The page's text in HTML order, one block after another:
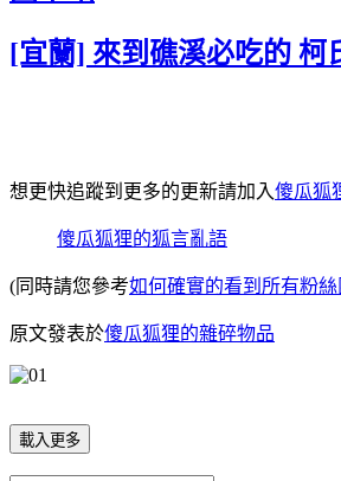
[宜蘭] 來到礁溪必吃的 柯
想更快追蹤到更多的更新請加入傻瓜狐
傻瓜狐狸的狐言亂語
(同時請您參考如何確實的看到所有粉
原文發表於傻瓜狐狸的雜碎物品
載入更多